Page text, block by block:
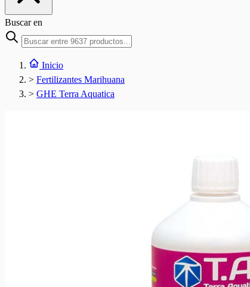
Buscar en
Inicio
> Fertilizantes Marihuana
> GHE Terra Aquatica